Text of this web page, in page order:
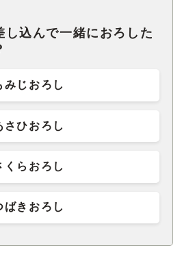
し込んで一緒におろした
みじおろし
さひおろし
くらおろし
ばきおろし